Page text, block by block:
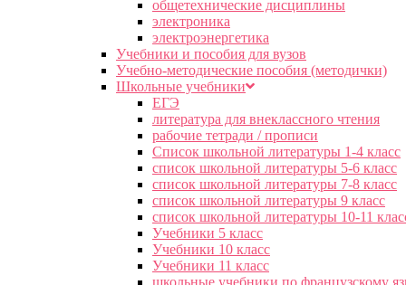
общетехнические дисциплины
электроника
электроэнергетика
Учебники и пособия для вузов
Учебно-методические пособия (методички)
Школьные учебники
ЕГЭ
литература для внеклассного чтения
рабочие тетради / прописи
Список школьной литературы 1-4 класс
список школьной литературы 5-6 класс
список школьной литературы 7-8 класс
список школьной литературы 9 класс
список школьной литературы 10-11
Учебники 5 класс
Учебники 10 класс
Учебники 11 класс
школьные учебники по французскому